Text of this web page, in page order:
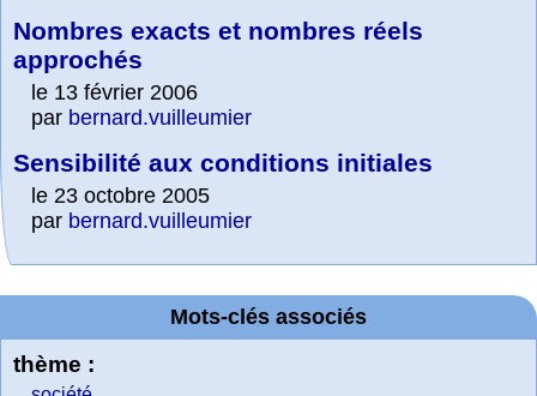
Nombres exacts et nombres réels
approchés
le 13 février 2006
par bernard.vuilleumier
Sensibilité aux conditions initiales
le 23 octobre 2005
par bernard.vuilleumier
Mots-clés associés
thème :